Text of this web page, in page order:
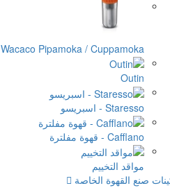
Wacaco Pipamoka / Cuppamoka
Outin
Staresso - اسبريسو
Cafflano - قهوة مفلترة
مواقد التخييم
صنع القهوة الخاصة